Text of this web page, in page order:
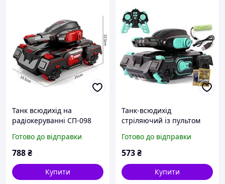
Танк всюдихід на
радіокеруванні СП-098
браслет Червоний YU227
Готово до відправки
788₴
Купити
Танк-всюдихід
стріляючий із пультом
928-9/CN-098 SN27
Готово до відправки
573₴
Купити